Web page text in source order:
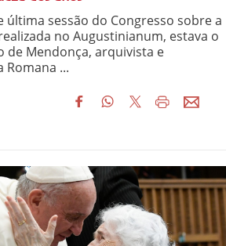
última sessão do Congresso sobre a
no Augustinianum, estava o
de Mendonça, arquivista e
Romana ...